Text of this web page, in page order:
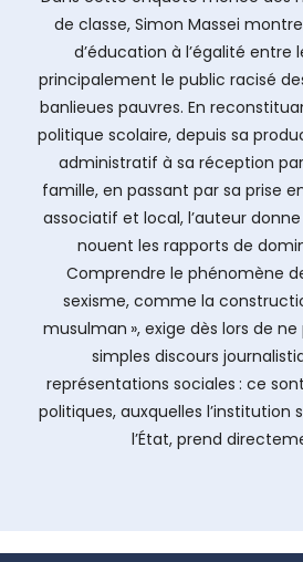
de classe, Simon Massei
d’éducation à l’égalité entre
principalement le public racisé
banlieues pauvres. En
politique scolaire, depuis sa
administratif à sa réception
famille, en passant par sa prise
associatif et local, l’auteur
nouent les rapports de
Comprendre le phénomène
sexisme, comme la
musulman », exige dès lors de
simples discours
représentations sociales : ce
politiques, auxquelles l’institution
l’État, prend